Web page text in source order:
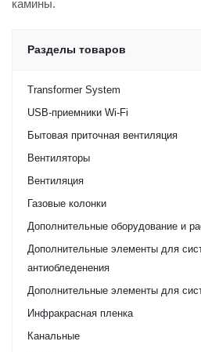
камины.
Разделы товаров
Transformer System
USB-приемники Wi-Fi
Бытовая приточная вентиляция
Вентиляторы
Вентиляция
Газовые колонки
Дополнительные оборудование и
Дополнительные элементы для
антиобледенения
Дополнительные элементы для
Инфракрасная пленка
Канальные